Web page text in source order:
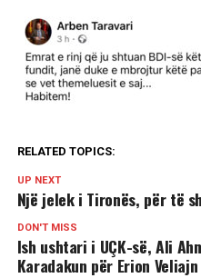
RELATED TOPICS:
UP NEXT
Një jelek i Tironës, për të
DON'T MISS
Ish ushtari i UÇK-së, Ali
Karadakun për Erion Veliajn